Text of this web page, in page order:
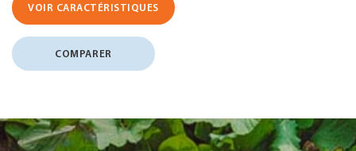
VOIR CARACTÉRISTIQUES
COMPARER